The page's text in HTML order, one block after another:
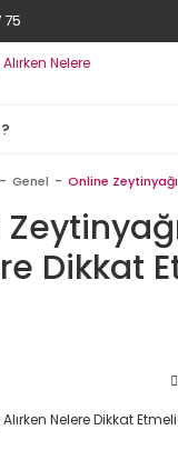
75
Genel Online
Dikkat